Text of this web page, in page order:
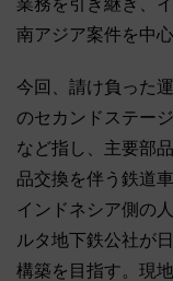
南アジア案件を中
今回、請け負った
のセカンドステー
など指し、主要部
品交換を伴う鉄道
インドネシア側の
ルタ地下鉄公社が
構築を目指す。現